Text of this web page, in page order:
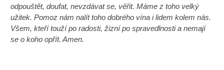
odpouštět, doufat, nevzdávat se, věřit. Máme z toho velký
užitek. Pomoz nám nalít toho dobrého vína i lidem kolem nás.
Všem, kteří touží po radosti, žizní po spravedlnosti a nemají
se o koho opřít. Amen.